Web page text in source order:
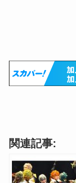
関連記事: